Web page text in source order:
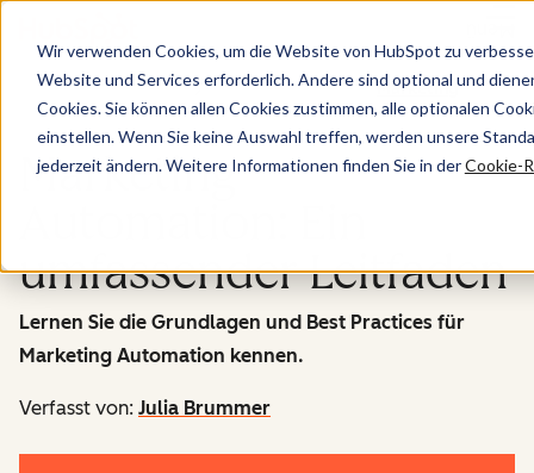
Wir verwenden Cookies, um die Website von HubSpot zu
Website und Services erforderlich. Andere sind optional und
Cookies. Sie können allen Cookies zustimmen, alle optionalen
einstellen. Wenn Sie keine Auswahl treffen, werden unsere
jederzeit ändern. Weitere Informationen finden Sie in derCookie-
Marketing
Marketing
umfassender Leitfaden
Lernen Sie die Grundlagen und Best Practices für
Marketing Automation kennen.
Verfasst von: Julia Brummer